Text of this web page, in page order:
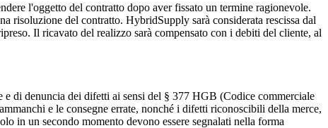
l'oggetto del contratto dopo aver fissato un termine ragionevole.
risoluzione del contratto. HybridSupply sarà considerata rescissa dal
Il ricavato del realizzo sarà compensato con i debiti del cliente, al
di denuncia dei difetti ai sensi del § 377 HGB (Codice commerciale
e le consegne errate, nonché i difetti riconoscibili della merce,
in un secondo momento devono essere segnalati nella forma